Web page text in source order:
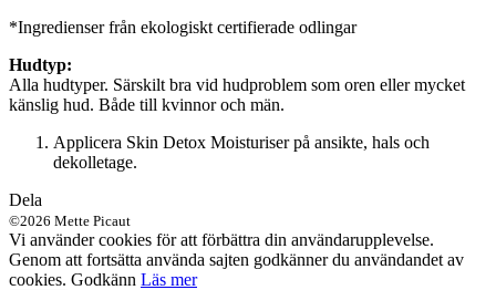
*Ingredienser från ekologiskt certifierade odlingar
Hudtyp:
Alla hudtyper. Särskilt bra vid hudproblem som oren eller mycket
känslig hud. Både till kvinnor och män.
Applicera Skin Detox Moisturiser på ansikte, hals och
dekolletage.
Dela
©2026 Mette Picaut
Vi använder cookies för att förbättra din användarupplevelse.
Genom att fortsätta använda sajten godkänner du användandet av
cookies. Godkänn Läs mer